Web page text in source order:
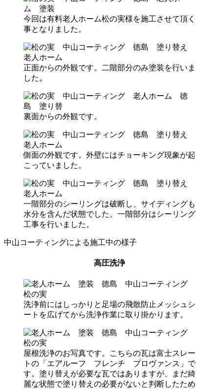
今回は有料老人ホーム松の実様を施工させて頂く
事となりました。
正面からの外観です。二階部分のみ塗装を行いま
した。
裏面からの外観です。
側面の外観です。外壁にはチョーキング現象が起
こっていました。
一階部分のシーリングは破断し、サイディングも
水分を含んだ状態でした。一階部分はシーリング
工事を行いました。
中山コーティングによる施工中の様子
高圧洗浄
洗浄前にはしっかりと足場の飛散防止メッシュシ
ートを広げてから洗浄作業に取り掛かります。
屋根洗浄のお写真です。こちらの瓦は富士スレー
トの「エアルーフ フレンチ プロヴァンス」で
す。塗り替えが必要な瓦ではありますが、まだ綺
麗な状態で塗り替えの必要がないと判断したため